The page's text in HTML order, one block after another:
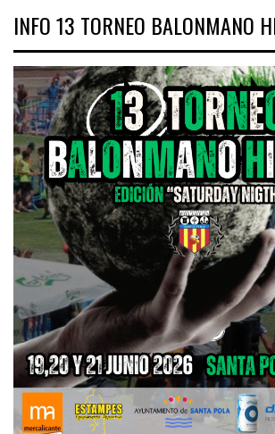
INFO 13 TORNEO BALONMANO